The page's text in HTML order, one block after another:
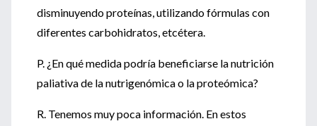
disminuyendo proteínas, utilizando fórmulas con
diferentes carbohidratos, etcétera.
P. ¿En qué medida podría beneficiarse la nutrición
paliativa de la nutrigenómica o la proteómica?
R. Tenemos muy poca información. En estos